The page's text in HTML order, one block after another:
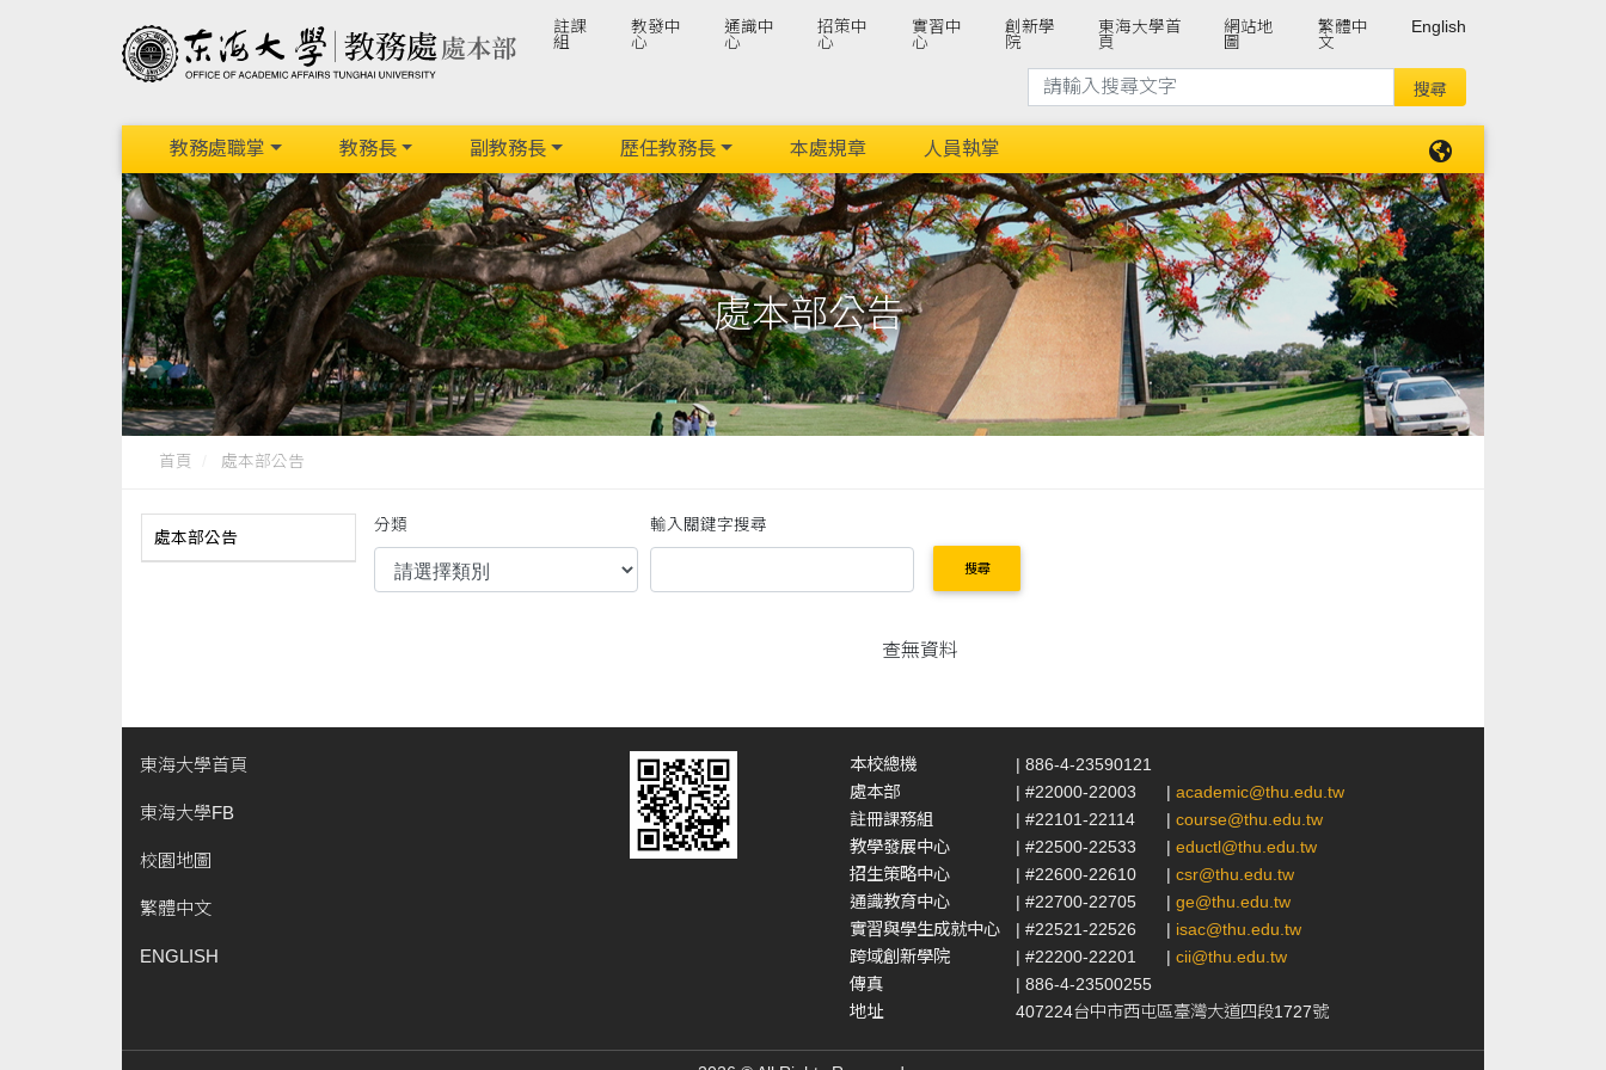
註課
組
教發中
心
通識中
心
招策中
心
實習中
心
創新學
院
東海大學首
頁
網站地
圖
繁體中
文
English
教務處職掌 教務長 副教務長 歷任教務長 本處規章 人員執掌
處本部公告
首頁 處本部公告
處本部公告
分類 輸入關鍵字搜尋
搜尋
查無資料
東海大學首頁
東海大學FB
校園地圖
繁體中文
ENGLISH
本校總機
| 886-4-23590121
處本部
| #22000-22003 | academic@thu.edu.tw
註冊課務組
| #22101-22114 | course@thu.edu.tw
教學發展中心
| #22500-22533 | eductl@thu.edu.tw
招生策略中心
| #22600-22610 | csr@thu.edu.tw
通識教育中心
| #22700-22705 | ge@thu.edu.tw
實習與學生成就中心
| #22521-22526 | isac@thu.edu.tw
跨域創新學院
| #22200-22201 | cii@thu.edu.tw
傳真
| 886-4-23500255
地址
407224台中市西屯區臺灣大道四段1727號